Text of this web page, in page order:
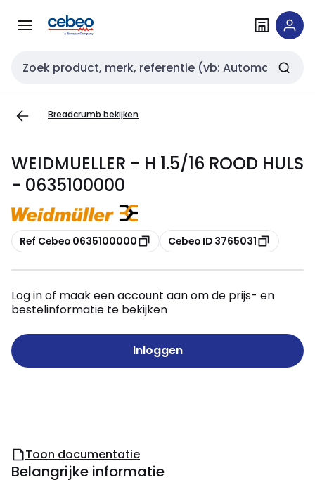
naar
naar
Zoekveld invoer
Breadcrumb bekijken
WEIDMUELLER - H 1.5/16 ROOD HULS
- 0635100000
Kopiëren
Ref Cebeo 0635100000 Kopiëren
Cebeo ID 3765031
Log in of maak een account aan om de prijs- en
bestelinformatie te bekijken
Inloggen
Toon documentatie
Belangrijke informatie